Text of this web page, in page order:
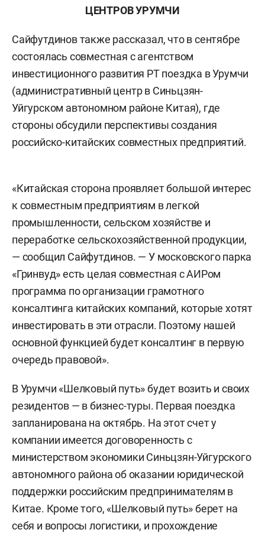
ЦЕНТРОВ УРУМЧИ
Сайфутдинов также рассказал, что в сентябре
состоялась совместная с агентством
инвестиционного развития РТ поездка в Урумчи
(административный центр в Синьцзян-
Уйгурском автономном районе Китая), где
стороны обсудили перспективы создания
российско-китайских совместных предприятий.
«Китайская сторона проявляет большой интерес
к совместным предприятиям в легкой
промышленности, сельском хозяйстве и
переработке сельскохозяйственной продукции,
— сообщил Сайфутдинов. — У московского парка
«Гринвуд» есть целая совместная с АИРом
программа по организации грамотного
консалтинга китайских компаний, которые хотят
инвестировать в эти отрасли. Поэтому нашей
основной функцией будет консалтинг в первую
очередь правовой».
В Урумчи «Шелковый путь» будет возить и своих
резидентов — в бизнес-туры. Первая поездка
запланирована на октябрь. На этот счет у
компании имеется договоренность с
министерством экономики Синьцзян-Уйгурского
автономного района об оказании юридической
поддержки российским предпринимателям в
Китае. Кроме того, «Шелковый путь» берет на
себя и вопросы логистики, и прохождение